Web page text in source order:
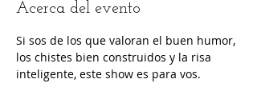
Acerca del evento
Si sos de los que valoran el buen humor,
los chistes bien construidos y la risa
inteligente, este show es para vos.